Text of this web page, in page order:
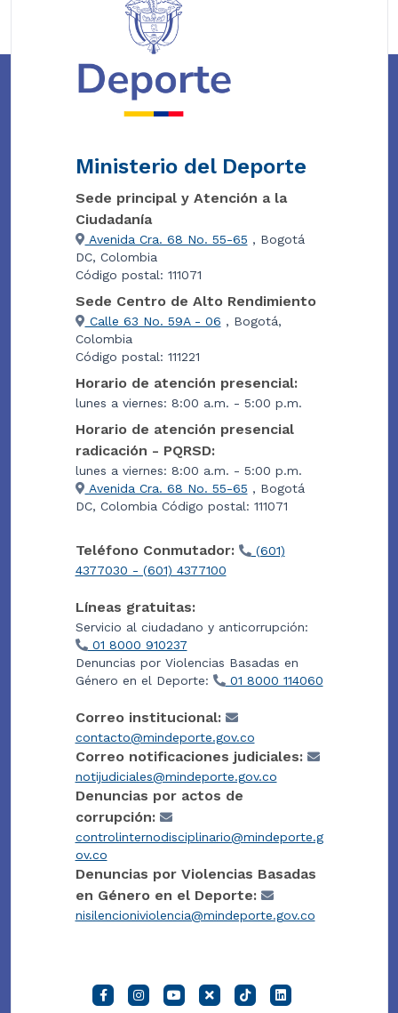
Ministerio del Deporte
Sede principal y Atención a la
Ciudadanía
Avenida Cra. 68 No. 55-65 , Bogotá
DC, Colombia
Código postal: 111071
Sede Centro de Alto Rendimiento
Calle 63 No. 59A - 06 , Bogotá,
Colombia
Código postal: 111221
Horario de atención presencial:
lunes a viernes: 8:00 a.m. - 5:00 p.m.
Horario de atención presencial
radicación - PQRSD:
lunes a viernes: 8:00 a.m. - 5:00 p.m.
Avenida Cra. 68 No. 55-65 , Bogotá
DC, Colombia Código postal: 111071
Teléfono Conmutador:
(601)
4377030 - (601) 4377100
Líneas gratuitas:
Servicio al ciudadano y anticorrupción:
01 8000 910237
Denuncias por Violencias Basadas en
Género en el Deporte:
01 8000 114060
Correo institucional:
contacto@mindeporte.gov.co
Correo notificaciones judiciales:
notijudiciales@mindeporte.gov.co
Denuncias por actos de
corrupción:
controlinternodisciplinario@mindeporte.g
ov.co
Denuncias por Violencias Basadas
en Género en el Deporte:
nisilencioniviolencia@mindeporte.gov.co